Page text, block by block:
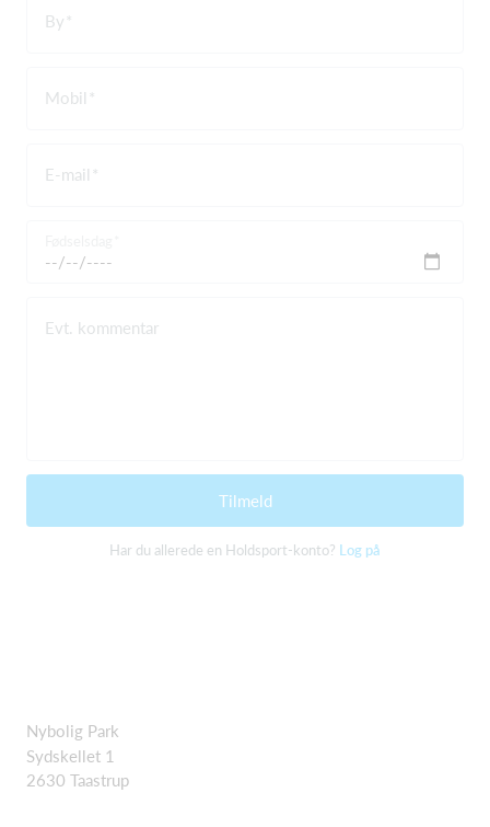
By
Mobil
E-mail
Evt. kommentar
Tilmeld
Har du allerede en Holdsport-konto? Log på
Nybolig Park
Sydskellet 1
2630 Taastrup